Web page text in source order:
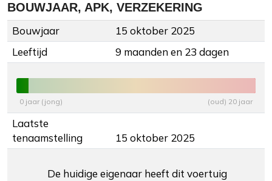
BOUWJAAR, APK, VERZEKERING
Bouwjaar
15 oktober 2025
Leeftijd
9 maanden en 23 dagen
0 jaar (jong) (oud) 20 jaar
Laatste
tenaamstelling
15 oktober 2025
De huidige eigenaar heeft dit voertuig